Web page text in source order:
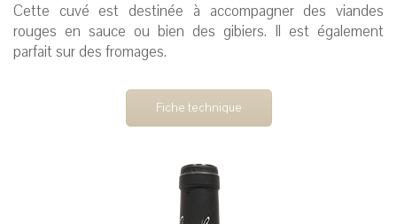
Cette cuvé est destinée à accompagner des viandes
rouges en sauce ou bien des gibiers. Il est également
parfait sur des fromages.
Fiche technique